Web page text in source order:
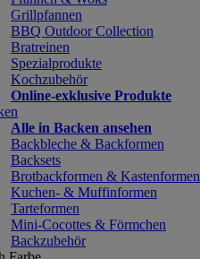
Grillpfannen
BBQ Outdoor Collection
Bratreinen
Spezialprodukte
Kochzubehör
Online-exklusive Produkte
Alle in Backen ansehen
Backbleche & Backformen
Backsets
Brotbackformen & Kastenformen
Kuchen- & Muffinformen
Tarteformen
Mini-Cocottes & Förmchen
Backzubehör